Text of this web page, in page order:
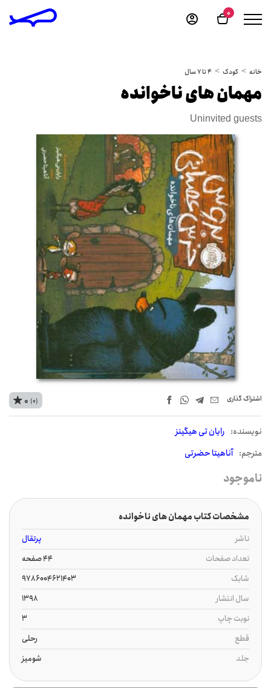
0
خانه کودک 4 تا 7 سال
مهمان های ناخوانده
Uninvited guests
اشتراک‌ گذاری
نويسنده: رایان تی هیگینز
مترجم: آناهیتا حضرتی
0 (0)
ناموجود
مشخصات کتاب مهمان های ناخوانده
ناشر
پرتقال
تعداد صفحات
44 صفحه
شابک
9786004621403
سال انتشار
1398
نوبت چاپ
3
قطع
رحلی
جلد
شومیز